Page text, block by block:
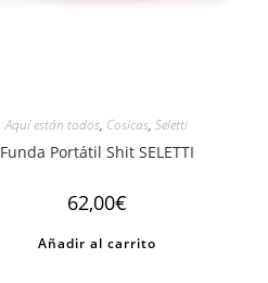
Aquí están todos, Cosicas,Seletti
Funda Portátil Shit SELETTI
62,00€
Añadir al carrito